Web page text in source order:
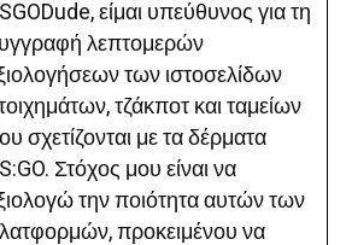
είμαι υπεύθυνος για τη
λεπτομερών
των ιστοσελίδων
τζάκποτ και ταμείων
σχετίζονται με τα δέρματα
Στόχος μου είναι να
την ποιότητα αυτών των
προκειμένου να